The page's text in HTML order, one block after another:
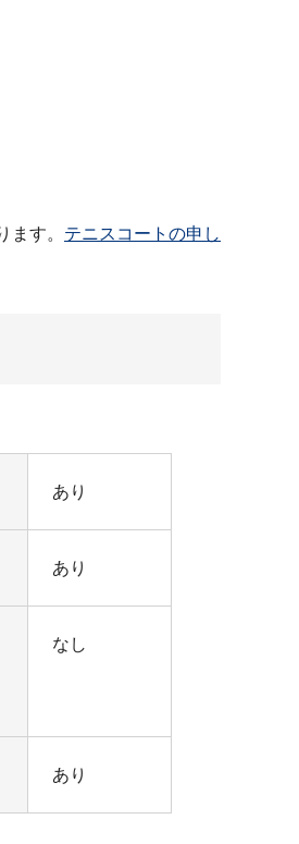
す。 テニスコートの申し
あり
あり
なし
あり